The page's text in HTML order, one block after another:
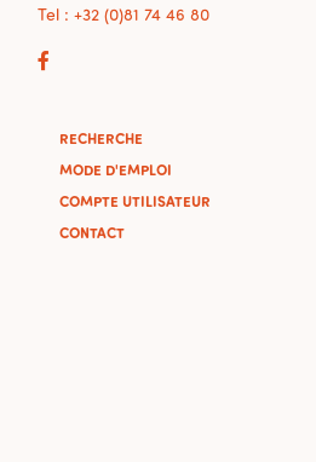
Tel : +32 (0)81 74 46 80
RECHERCHE
MODE D'EMPLOI
COMPTE UTILISATEUR
CONTACT